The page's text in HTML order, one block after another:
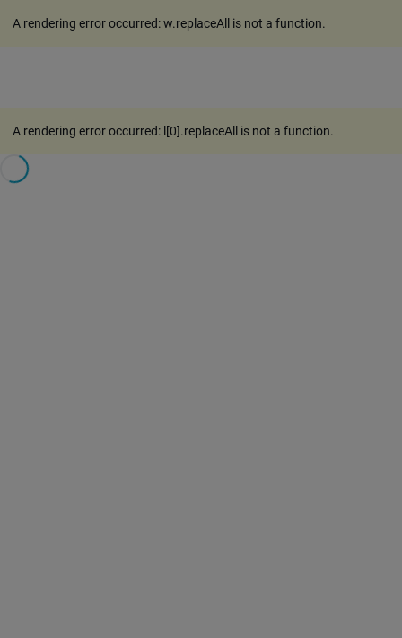
A rendering error occurred:w.replaceAll is not a function.
A rendering error occurred: l[0].replaceAll is not a function.